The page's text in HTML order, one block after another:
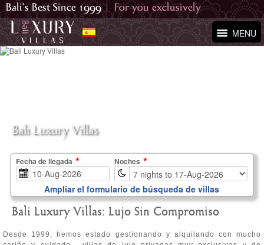
MENU
Bali Luxury Villas
Fecha de llegada Noches
Ampliar el formulario de búsqueda de villas
Bali Luxury Villas: Lujo Sin Compromiso
Desde 1999, hemos estado gestionando y alquilando con mucho